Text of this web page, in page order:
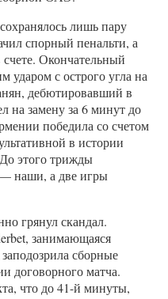
лишь пару
спорный пенальти, а
Окончательный
ударом с острого угла на
дебютировавший в
на замену за 6 минут до
победила со счетом
в истории
этого трижды
наши, а две игры
грянул скандал.
занимающаяся
сборные
договорного матча.
что до 41-й минуты,